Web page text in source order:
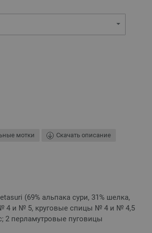
мотки Скачать описание
(69% альпака сури, 31% шелка,
4 и № 5, круговые спицы № 4 и № 4,5
2 перламутровые пуговицы